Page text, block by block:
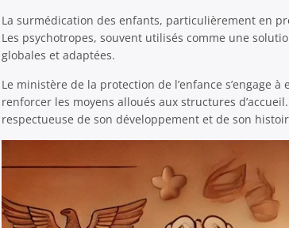
La surmédication des enfants, particulièrement en
Les psychotropes, souvent utilisés comme une
globales et adaptées.
Le ministère de la protection de l’enfance s’engage
renforcer les moyens alloués aux structures
respectueuse de son développement et de son